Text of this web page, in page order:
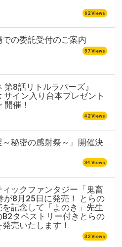
62 Views
の委託受付のご案内
57 Views
第8話リトルラバーズ』
サイン入り台本プレゼント
開催！
42 Views
～秘密の感射祭～』開催決
34 Views
ックファンタジー「鬼畜
が8月25日に発売！ とらの
記念して「よのき」先生
タペストリー付きとらの
売いたします！
32 Views